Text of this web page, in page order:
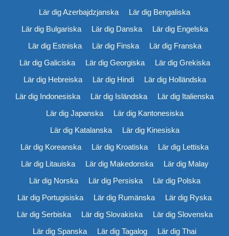
Lär dig Azerbajdzjanska
Lär dig Bengaliska
Lär dig Bulgariska
Lär dig Danska
Lär dig Engelska
Lär dig Estniska
Lär dig Finska
Lär dig Franska
Lär dig Galiciska
Lär dig Georgiska
Lär dig Grekiska
Lär dig Hebreiska
Lär dig Hindi
Lär dig Holländska
Lär dig Indonesiska
Lär dig Isländska
Lär dig Italienska
Lär dig Japanska
Lär dig Kantonesiska
Lär dig Katalanska
Lär dig Kinesiska
Lär dig Koreanska
Lär dig Kroatiska
Lär dig Lettiska
Lär dig Litauiska
Lär dig Makedonska
Lär dig Malay
Lär dig Norska
Lär dig Persiska
Lär dig Polska
Lär dig Portugisiska
Lär dig Rumänska
Lär dig Ryska
Lär dig Serbiska
Lär dig Slovakiska
Lär dig Slovenska
Lär dig Spanska
Lär dig Tagalog
Lär dig Thai